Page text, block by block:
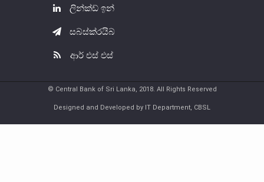
ලින්ක්ඩ් ඉන්
සබ්ස්ක්රයිබ්
ආර් එස් එස්
© Central Bank of Sri Lanka, 2018. All Rights Reserved
Designed and Developed by IT Department, CBSL